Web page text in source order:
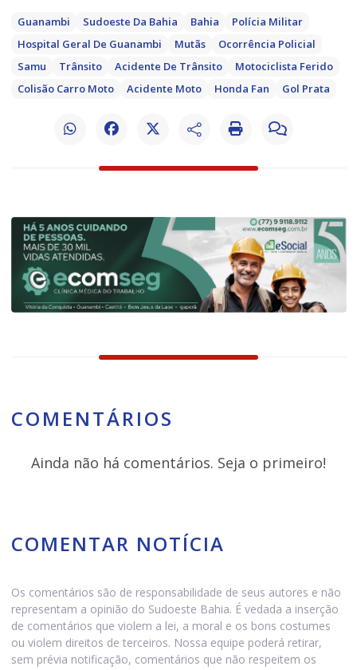
Guanambi Sudoeste Da Bahia Bahia
Polícia Militar
Hospital Geral De Guanambi
Mutãs
Ocorrência Policial
Samu
Trânsito Acidente De Trânsito
Motociclista Ferido
Colisão Carro Moto
Acidente Moto Honda Fan Gol Prata
COMENTÁRIOS
Ainda não há comentários. Seja o primeiro!
COMENTAR NOTÍCIA
Os comentários são de responsabilidade de seus autores e não
representam a opinião do Sudoeste Bahia. É vedada a inserção
de comentários que violem a lei, a moral e os bons costumes
ou violem direitos de terceiros. Nossa equipe poderá retirar,
sem prévia notificação, comentários que não respeitem os